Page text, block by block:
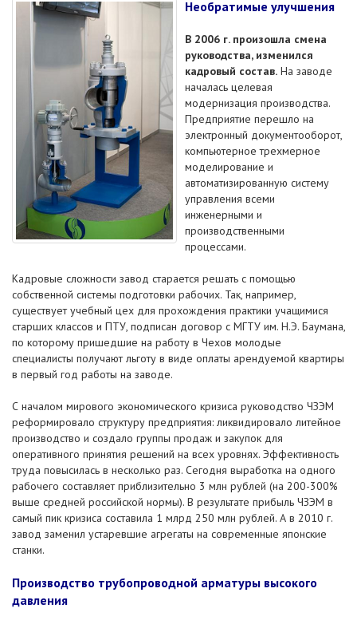
Необратимые улучшения
В 2006 г. произошла смена
руководства, изменился
кадровый состав. На заводе
началась целевая
модернизация производства.
Предприятие перешло на
электронный документооборот,
компьютерное трехмерное
моделирование и
автоматизированную систему
управления всеми
инженерными и
производственными
процессами.
Кадровые сложности завод старается решать с помощью
собственной системы подготовки рабочих. Так, например,
существует учебный цех для прохождения практики учащимися
старших классов и ПТУ, подписан договор с МГТУ им. Н.Э. Баумана,
по которому пришедшие на работу в Чехов молодые
специалисты получают льготу в виде оплаты арендуемой квартиры
в первый год работы на заводе.
С началом мирового экономического кризиса руководство ЧЗЭМ
реформировало структуру предприятия: ликвидировало литейное
производство и создало группы продаж и закупок для
оперативного принятия решений на всех уровнях. Эффективность
труда повысилась в несколько раз. Сегодня выработка на одного
рабочего составляет приблизительно 3 млн рублей (на 200-300%
выше средней российской нормы). В результате прибыль ЧЗЭМ в
самый пик кризиса составила 1 млрд 250 млн рублей. А в 2010 г.
завод заменил устаревшие агрегаты на современные японские
станки.
Производство трубопроводной арматуры высокого
давления